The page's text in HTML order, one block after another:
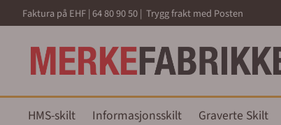
Hopp til innhold
Faktura på EHF | 64 80 90 50 | Trygg frakt med Posten
HMS-skilt Informasjonsskilt Graverte Skilt